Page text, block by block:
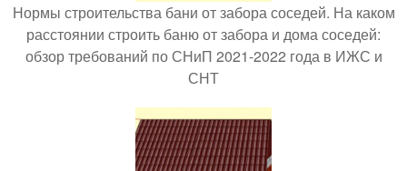
Нормы строительства бани от забора соседей. На каком
расстоянии строить баню от забора и дома соседей:
обзор требований по СНиП 2021-2022 года в ИЖС и
СНТ